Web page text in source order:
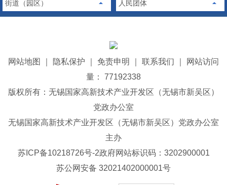
街道（园区） 人民团体
网站地图 隐私保护 免责申明 联系我们
网站访问
量： 77192338
版权所有：无锡国家高新技术产业开发区（无锡市新吴区）
党政办公室
无锡国家高新技术产业开发区（无锡市新吴区）党政办公室
主办
苏ICP备10218726号-2政府网站标识码：3202900001
苏公网安备 32021402000001号